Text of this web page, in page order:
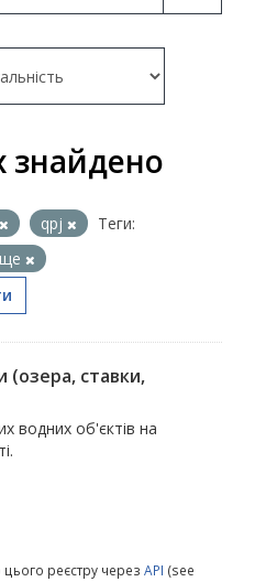
знайдено
qpj
Теги:
(озера, ставки,
водних об'єктів на
реєстру через API (see